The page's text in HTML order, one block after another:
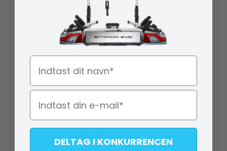
Reparationsbog Haynes -
92082
349,00DKK
399,00
DKK
På lager (lev. 1-2 hverdage)
Næsehjul - Str. 200x50
mm
S2 0410200
På lager (2 stk.)
DELTAG I KONKURRENCEN